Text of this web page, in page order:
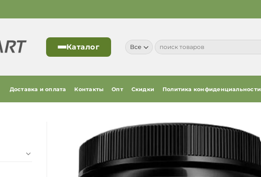
Каталог Искать:
Доставка и оплата Контакты Опт Скидки Политика конфиденциальности